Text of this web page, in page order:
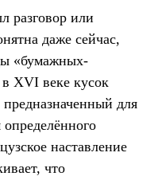
разговор или
даже сейчас,
«бумажных-
XVI веке кусок
для
определённого
наставление
что